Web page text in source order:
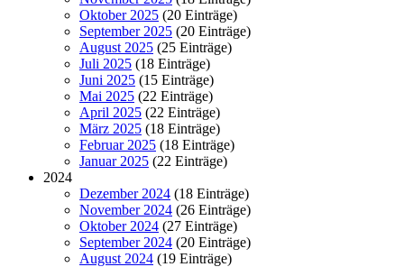
Oktober 2025 (20 Einträge)
September 2025 (20 Einträge)
August 2025 (25 Einträge)
Juli 2025 (18 Einträge)
Juni 2025 (15 Einträge)
Mai 2025 (22 Einträge)
April 2025 (22 Einträge)
März 2025 (18 Einträge)
Februar 2025 (18 Einträge)
Januar 2025 (22 Einträge)
2024
Dezember 2024 (18 Einträge)
November 2024 (26 Einträge)
Oktober 2024 (27 Einträge)
September 2024 (20 Einträge)
August 2024 (19 Einträge)